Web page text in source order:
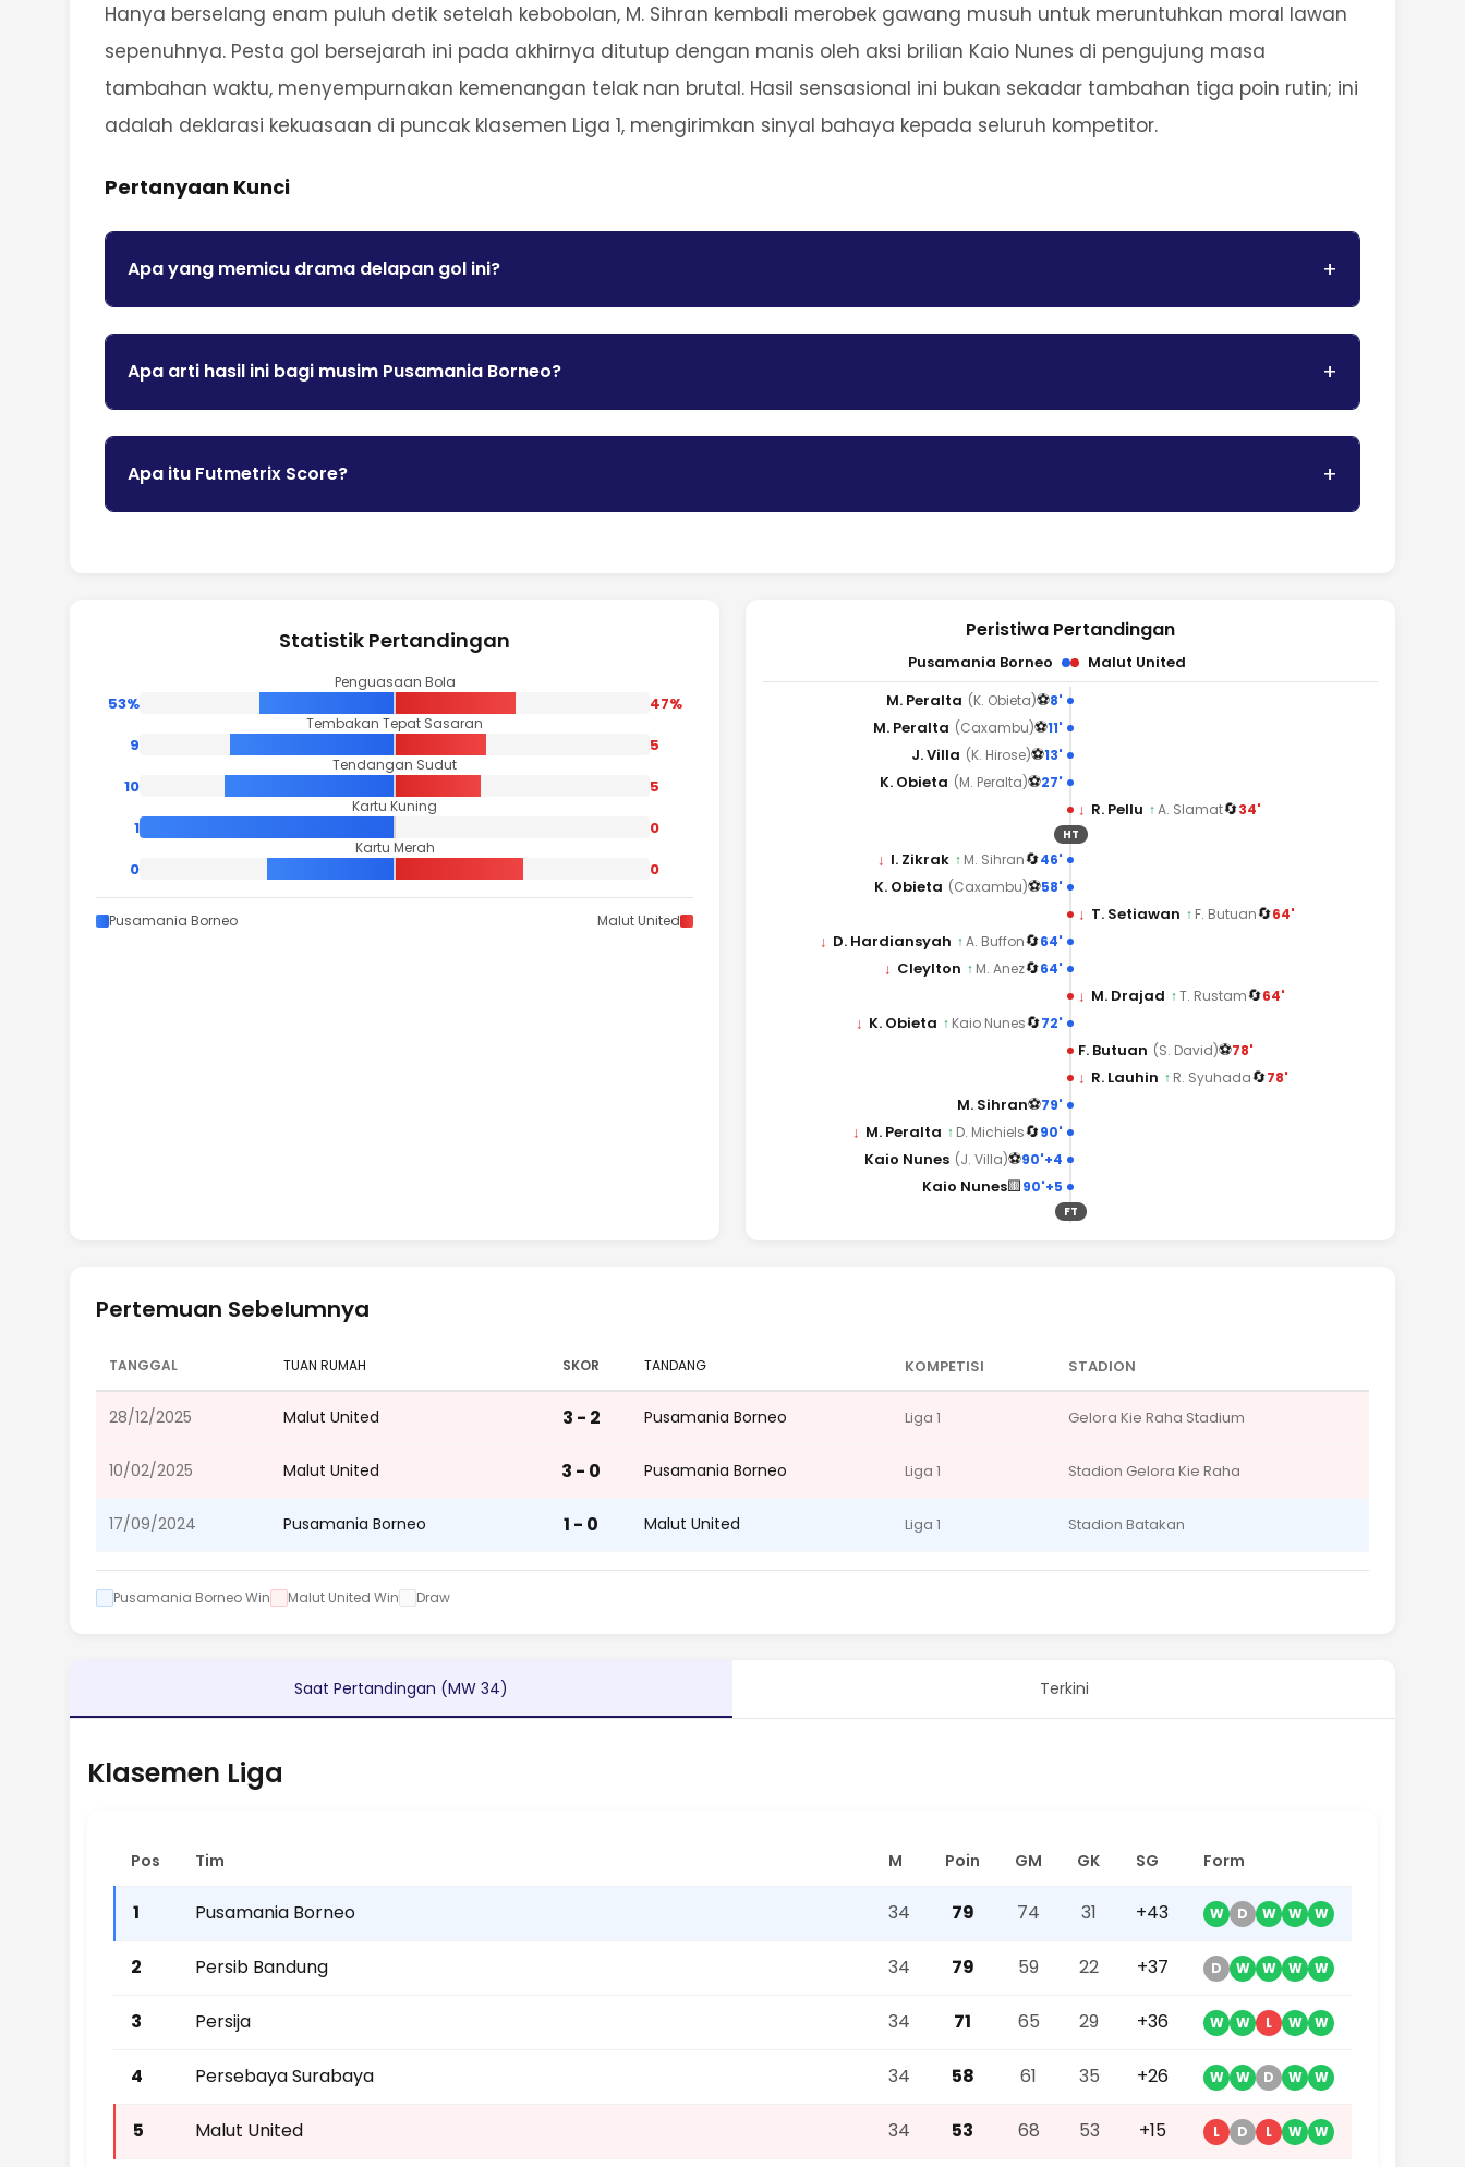
Hanya berselang enam puluh detik setelah kebobolan, M. Sihran kembali merobek gawang musuh untuk meruntuhkan moral lawan
sepenuhnya. Pesta gol bersejarah ini pada akhirnya ditutup dengan manis oleh aksi brilian Kaio Nunes di pengujung masa
tambahan waktu, menyempurnakan kemenangan telak nan brutal. Hasil sensasional ini bukan sekadar tambahan tiga poin rutin; ini
adalah deklarasi kekuasaan di puncak klasemen Liga 1, mengirimkan sinyal bahaya kepada seluruh kompetitor.
Pertanyaan Kunci
Apa yang memicu drama delapan gol ini?
Apa arti hasil ini bagi musim Pusamania Borneo?
Apa itu Futmetrix Score?
Statistik Pertandingan
Penguasaan Bola
53% 47%
Tembakan Tepat Sasaran
9 5
Tendangan Sudut
10 5
Kartu Kuning
1 0
Kartu Merah
0 0
Pusamania Borneo Malut United
Peristiwa Pertandingan
Pusamania Borneo Malut United
8'
⚽
M. Peralta (K. Obieta)
11'
⚽
M. Peralta (Caxambu)
13'
⚽
J. Villa (K. Hirose)
27'
⚽
K. Obieta (M. Peralta)
↓ R. Pellu ↑A. Slamat🔄34'
HT
46'
🔄
↓ I. Zikrak ↑ M. Sihran
58'
⚽
K. Obieta (Caxambu)
↓ T. Setiawan ↑ F. Butuan🔄64'
64'
🔄
↓ D. Hardiansyah ↑A. Buffon
64'
🔄
↓ Cleylton ↑ M. Anez
↓ M. Drajad ↑T. Rustam🔄64'
72'
🔄
↓ K. Obieta ↑ Kaio Nunes
F. Butuan (S. David)⚽78'
↓ R. Lauhin ↑ R. Syuhada🔄78'
79'
⚽
M. Sihran
90'
🔄
↓ M. Peralta ↑ D. Michiels
90'+4
⚽
Kaio Nunes (J. Villa)
90'+5
🟨
Kaio Nunes
FT
Pertemuan Sebelumnya
TANGGAL TUAN RUMAH SKOR TANDANG KOMPETISI STADION
28/12/2025 Malut United 3 - 2 Pusamania Borneo Liga 1 Gelora Kie Raha Stadium
10/02/2025 Malut United 3 - 0 Pusamania Borneo Liga 1 Stadion Gelora Kie Raha
17/09/2024 Pusamania Borneo 1 - 0 Malut United Liga 1 Stadion Batakan
Pusamania Borneo Win Malut United Win Draw
Saat Pertandingan (MW 34) Terkini
Klasemen Liga
Pos Tim M Poin GM GK SG Form
1 Pusamania Borneo 34 79 74 31 +43 W D W W W
2 Persib Bandung 34 79 59 22 +37 D W W W W
3 Persija 34 71 65 29 +36 W W L W W
4 Persebaya Surabaya 34 58 61 35 +26 W W D W W
5 Malut United 34 53 68 53 +15 L D L W W